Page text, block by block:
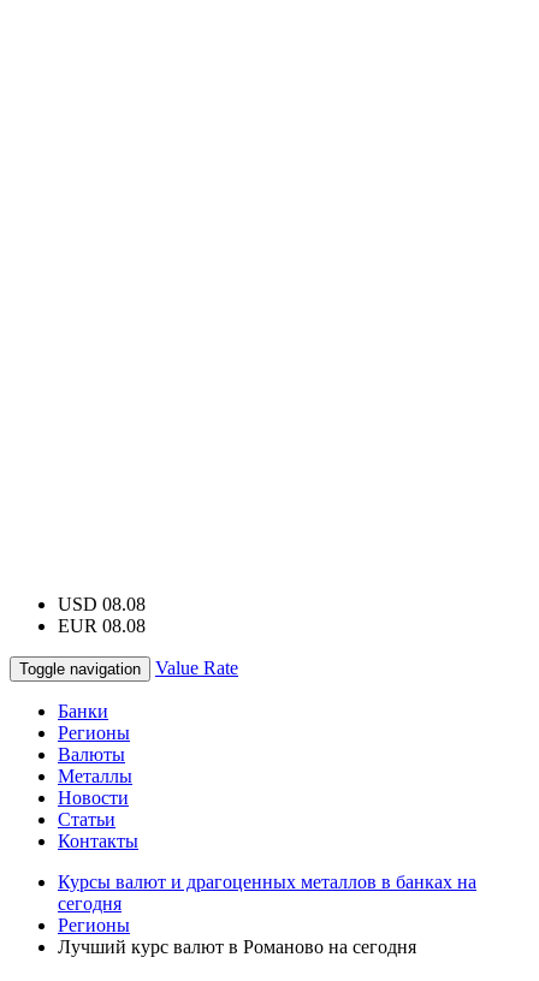
USD 08.08
EUR 08.08
Toggle navigation Value Rate
Банки
Регионы
Валюты
Металлы
Новости
Статьи
Контакты
Курсы валют и драгоценных металлов в банках на
сегодня
Регионы
Лучший курс валют в Романово на сегодня